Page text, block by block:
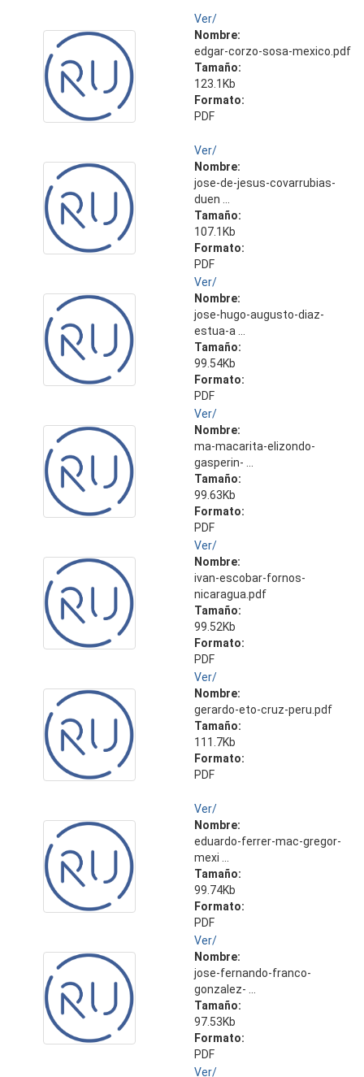
Ver/
Nombre:
edgar-corzo-sosa-mexico.pdf
Tamaño:
123.1Kb
Formato:
PDF
Ver/
Nombre:
jose-de-jesus-covarrubias-
duen ...
Tamaño:
107.1Kb
Formato:
PDF
Ver/
Nombre:
jose-hugo-augusto-diaz-
estua-a ...
Tamaño:
99.54Kb
Formato:
PDF
Ver/
Nombre:
ma-macarita-elizondo-
gasperin- ...
Tamaño:
99.63Kb
Formato:
PDF
Ver/
Nombre:
ivan-escobar-fornos-
nicaragua.pdf
Tamaño:
99.52Kb
Formato:
PDF
Ver/
Nombre:
gerardo-eto-cruz-peru.pdf
Tamaño:
111.7Kb
Formato:
PDF
Ver/
Nombre:
eduardo-ferrer-mac-gregor-
mexi ...
Tamaño:
99.74Kb
Formato:
PDF
Ver/
Nombre:
jose-fernando-franco-
gonzalez- ...
Tamaño:
97.53Kb
Formato:
PDF
Ver/